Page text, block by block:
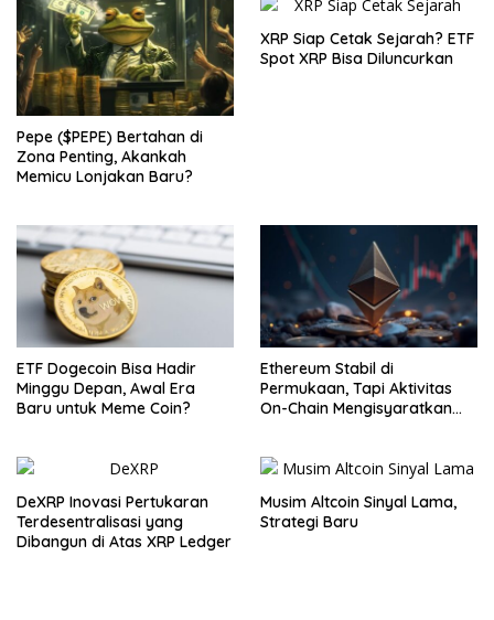
Pepe ($PEPE) Bertahan di
Zona Penting, Akankah
Memicu Lonjakan Baru?
XRP Siap Cetak Sejarah? ETF
Spot XRP Bisa Diluncurkan
ETF Dogecoin Bisa Hadir
Minggu Depan, Awal Era
Baru untuk Meme Coin?
Ethereum Stabil di
Permukaan, Tapi Aktivitas
On-Chain Mengisyaratkan
DeXRP Inovasi Pertukaran
Terdesentralisasi yang
Dibangun di Atas XRP Ledger
Musim Altcoin Sinyal Lama,
Strategi Baru